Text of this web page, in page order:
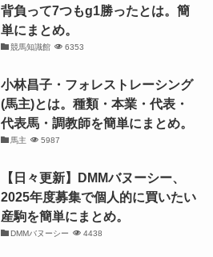
背負って7つもg1勝ったとは。簡
単にまとめ。
競馬知識館 6353
小林昌子・フォレストレーシング
(馬主)とは。種類・本業・代表・
代表馬・調教師を簡単にまとめ。
馬主 5987
【日々更新】DMMバヌーシー、
2025年度募集で個人的に買いたい
産駒を簡単にまとめ。
DMMバヌーシー 4438